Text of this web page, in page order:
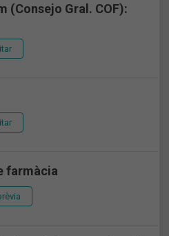
(Consejo Gral. COF):
farmàcia